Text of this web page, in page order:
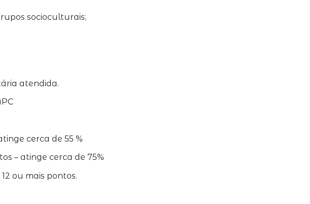
socioculturais;
atendida.
cerca de 55 %
– atinge cerca de 75%
ou mais pontos.